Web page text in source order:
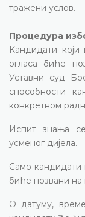
тражени услов.
Процедура
Кандидати који
огласа биће
Уставни суд
способности
конкретном
Испит знања
усменог дијела.
Само кандидати
биће позвани на
О датуму,